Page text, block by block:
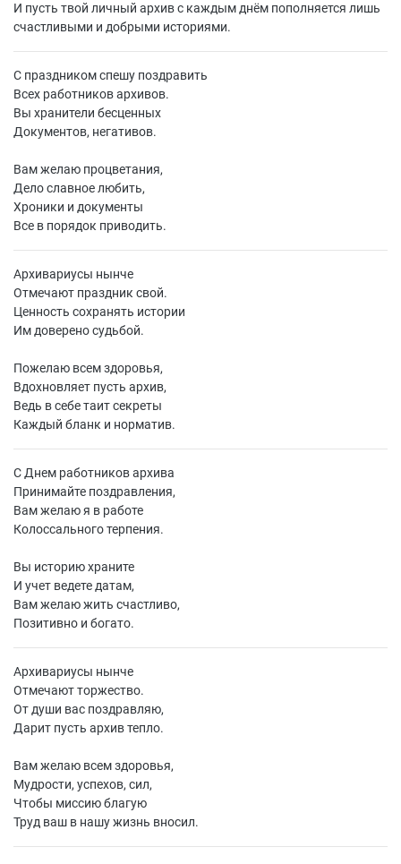
И пусть твой личный архив с каждым днём пополняется лишь
счастливыми и добрыми историями.
С праздником спешу поздравить
Всех работников архивов.
Вы хранители бесценных
Документов, негативов.
Вам желаю процветания,
Дело славное любить,
Хроники и документы
Все в порядок приводить.
Архивариусы нынче
Отмечают праздник свой.
Ценность сохранять истории
Им доверено судьбой.
Пожелаю всем здоровья,
Вдохновляет пусть архив,
Ведь в себе таит секреты
Каждый бланк и норматив.
С Днем работников архива
Принимайте поздравления,
Вам желаю я в работе
Колоссального терпения.
Вы историю храните
И учет ведете датам,
Вам желаю жить счастливо,
Позитивно и богато.
Архивариусы нынче
Отмечают торжество.
От души вас поздравляю,
Дарит пусть архив тепло.
Вам желаю всем здоровья,
Мудрости, успехов, сил,
Чтобы миссию благую
Труд ваш в нашу жизнь вносил.